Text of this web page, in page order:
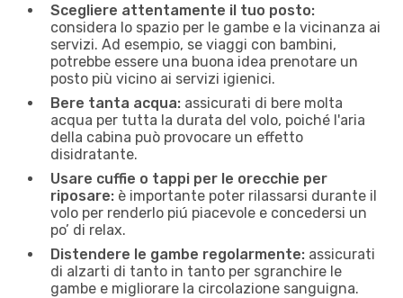
Scegliere attentamente il tuo posto:
considera lo spazio per le gambe e la vicinanza ai
servizi. Ad esempio, se viaggi con bambini,
potrebbe essere una buona idea prenotare un
posto più vicino ai servizi igienici.
Bere tanta acqua: assicurati di bere molta
acqua per tutta la durata del volo, poiché l'aria
della cabina può provocare un effetto
disidratante.
Usare cuffie o tappi per le orecchie per
riposare: è importante poter rilassarsi durante il
volo per renderlo piú piacevole e concedersi un
po’ di relax.
Distendere le gambe regolarmente: assicurati
di alzarti di tanto in tanto per sgranchire le
gambe e migliorare la circolazione sanguigna.